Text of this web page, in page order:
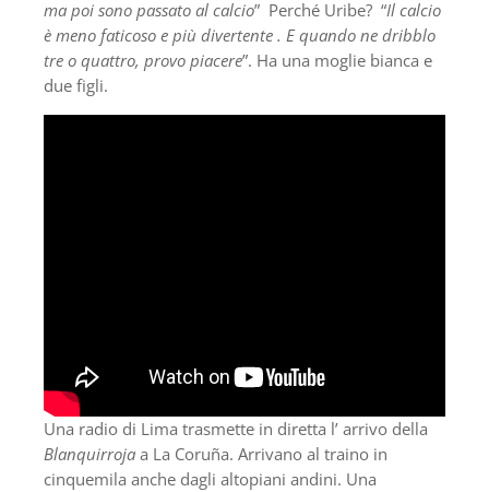
ma poi sono passato al calcio” Perché Uribe? “Il calcio
è meno faticoso e più divertente . E quando ne dribblo
tre o quattro, provo piacere”. Ha una moglie bianca e
due figli.
Una radio di Lima trasmette in diretta l’ arrivo della
Blanquirroja a La Coruña. Arrivano al traino in
cinquemila anche dagli altopiani andini. Una